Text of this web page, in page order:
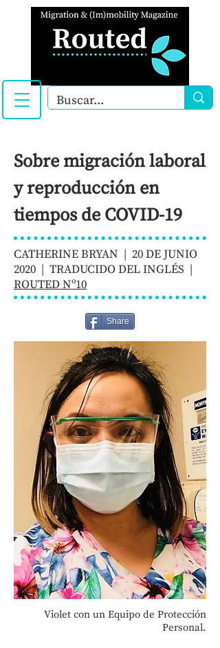
Sobre migración laboral
y reproducción en
tiempos de COVID-19
CATHERINE BRYAN | 20 DE JUNIO
2020 | TRADUCIDO DEL INGLÉS |
ROUTED Nº10
Share
Violet con un Equipo de Protección
Personal.